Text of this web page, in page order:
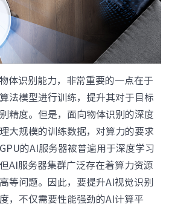
体识别能力，非常重要的一点在于
法模型进行训练，提升其对于目标
精度。但是，面向物体识别的深度
大规模的训练数据，对算力的要求
的AI服务器被普遍用于深度学习
AI服务器集群广泛存在着算力资源
等问题。因此，要提升AI视觉识别
，不仅需要性能强劲的AI计算平